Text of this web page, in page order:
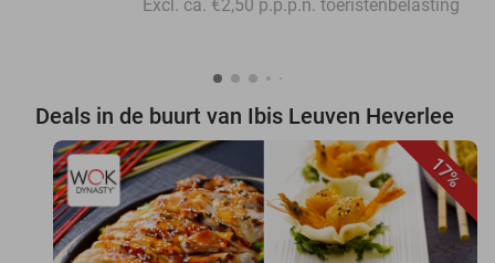
Excl. ca. €2,50 p.p.p.n. toeristenbelasting
Deals in de buurt van Ibis Leuven Heverlee
17%